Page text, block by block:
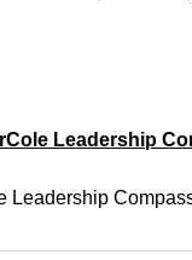
Leadership
Leadership